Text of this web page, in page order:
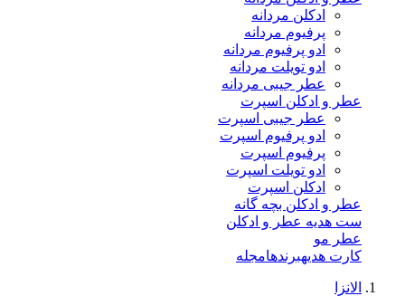
ادکلن مردانه
پرفیوم مردانه
ادو پرفیوم مردانه
ادو تویلت مردانه
عطر جیبی مردانه
عطر و ادکلن اسپرت
عطر جیبی اسپرت
ادو پرفیوم اسپرت
پرفیوم اسپرت
ادو تویلت اسپرت
ادکلن اسپرت
عطر و ادکلن بچه گانه
ست هدیه عطر و ادکلن
عطر مو
کارت هدیهبرندهامجله
الانزا